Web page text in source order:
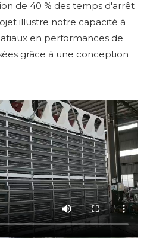
de 40 % des temps d'arrêt
illustre notre capacité à
en performances de
grâce à une conception